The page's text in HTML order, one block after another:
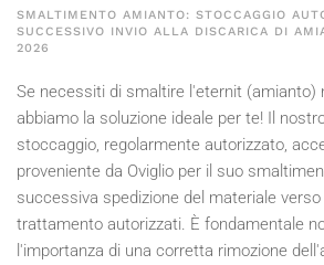
SMALTIMENTO AMIANTO: STOCCAGGIO
SUCCESSIVO INVIO ALLA DISCARICA DI
2026
Se necessiti di smaltire l'eternit (amianto)
abbiamo la soluzione ideale per te! Il
stoccaggio, regolarmente autorizzato,
proveniente da Oviglio per il suo
successiva spedizione del materiale
trattamento autorizzati. È fondamentale
l'importanza di una corretta rimozione